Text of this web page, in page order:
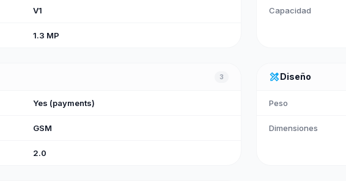
V1
1.3 MP
Capacidad
3
Yes (payments)
GSM
2.0
design_servicesDiseño
Peso
Dimensiones